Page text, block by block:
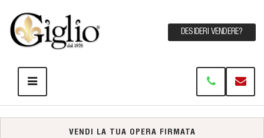
DESIDERI VENDERE?
VENDI LA TUA OPERA FIRMATA